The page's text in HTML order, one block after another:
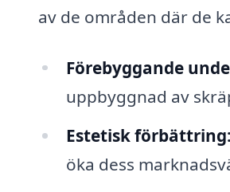
av de områden där de
Förebyggande
uppbyggnad av
Estetisk förbättring:
öka dess